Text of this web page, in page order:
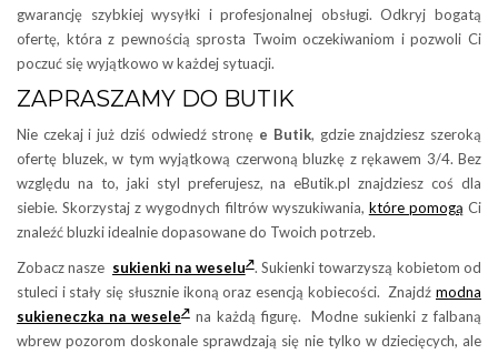
gwarancję szybkiej wysyłki i profesjonalnej obsługi. Odkryj bogatą
ofertę, która z pewnością sprosta Twoim oczekiwaniom i pozwoli Ci
poczuć się wyjątkowo w każdej sytuacji.
ZAPRASZAMY DO BUTIK
Nie czekaj i już dziś odwiedź stronę e Butik, gdzie znajdziesz szeroką
ofertę bluzek, w tym wyjątkową czerwoną bluzkę z rękawem 3/4. Bez
względu na to, jaki styl preferujesz, na eButik.pl znajdziesz coś dla
siebie. Skorzystaj z wygodnych filtrów wyszukiwania, które pomogą Ci
znaleźć bluzki idealnie dopasowane do Twoich potrzeb.
Zobacz nasze sukienki na weselu . Sukienki towarzyszą kobietom od
stuleci i stały się słusznie ikoną oraz esencją kobiecości. Znajdź modna
sukieneczka na wesele na każdą figurę. Modne sukienki z falbaną
wbrew pozorom doskonale sprawdzają się nie tylko w dziecięcych, ale